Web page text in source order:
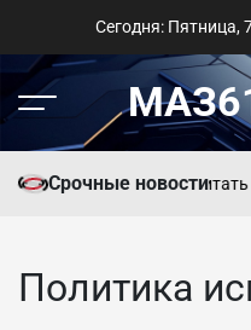
содержимому
Сегодня: Пятница,
Меню
Срочные новости
линии букмекера: как читать
Политика